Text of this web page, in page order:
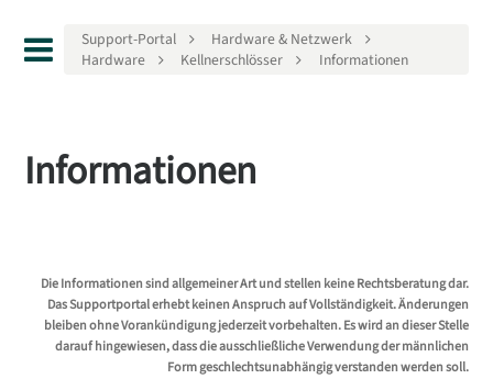
Support-Portal
Hardware & Netzwerk
Hardware
Kellnerschlösser Informationen
Informationen
Die Informationen sind allgemeiner Art und stellen keine Rechtsberatung dar.
Das Supportportal erhebt keinen Anspruch auf Vollständigkeit. Änderungen
bleiben ohne Vorankündigung jederzeit vorbehalten. Es wird an dieser Stelle
darauf hingewiesen, dass die ausschließliche Verwendung der männlichen
Form geschlechtsunabhängig verstanden werden soll.